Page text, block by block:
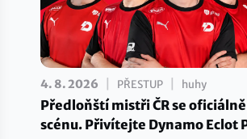
4. 8. 2026 PŘESTUP huhy
Předloňští mistři ČR se
scénu. Přivítejte Dynamo Eclot